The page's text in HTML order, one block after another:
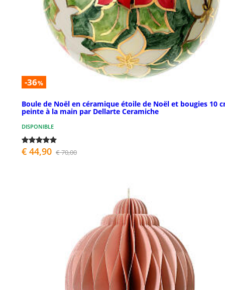
-36%
Boule de Noël en céramique étoile de Noël et bougies 10
peinte à la main par Dellarte Ceramiche
DISPONIBLE
€ 44,90 € 70,00